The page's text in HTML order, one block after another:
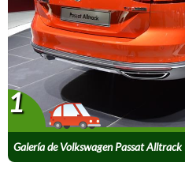
Galería de Volkswagen Passat Alltrack
1